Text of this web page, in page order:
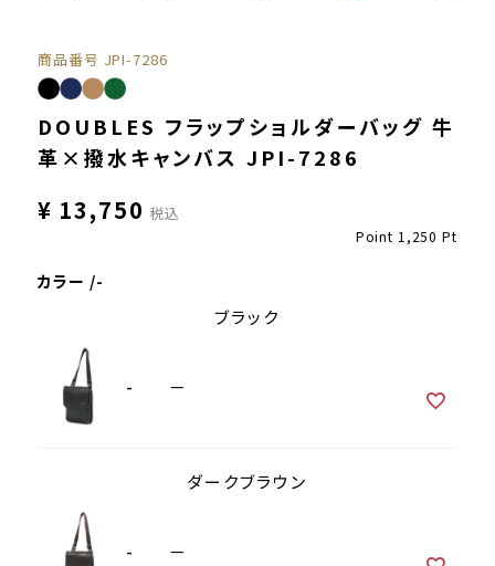
商品番号 JPI-7286
DOUBLES フラップショルダーバッグ 牛
革×撥水キャンバス JPI-7286
¥ 13,750 税込
Point 1,250 Pt
カラー -
ブラック
- —
ダークブラウン
- —